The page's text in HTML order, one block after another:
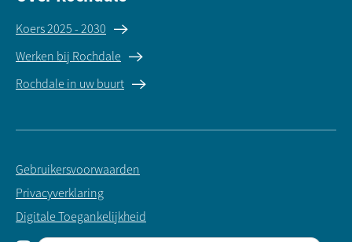
Koers 2025 - 2030
Werken bij Rochdale
Rochdale in uw buurt
Gebruikersvoorwaarden
Privacyverklaring
Digitale Toegankelijkheid